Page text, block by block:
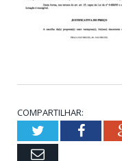
COMPARTILHAR:
Twitter
Email